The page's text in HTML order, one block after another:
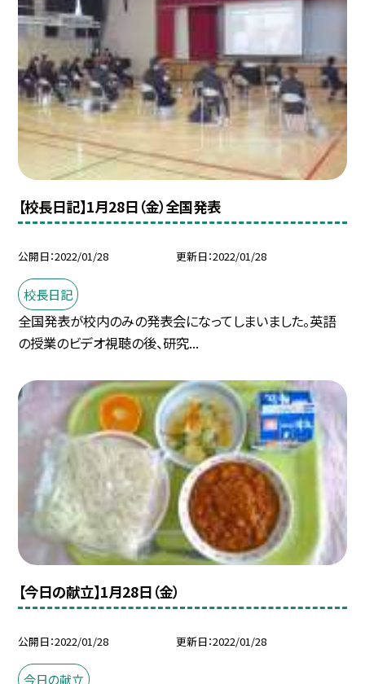
【校長日記】1月28日（金）全国発表
公開日 2022/01/28 更新日 2022/01/28
校長日記
全国発表が校内のみの発表会になってしまいました。英語
の授業のビデオ視聴の後、研究...
【今日の献立】1月28日（金）
公開日 2022/01/28 更新日 2022/01/28
今日の献立